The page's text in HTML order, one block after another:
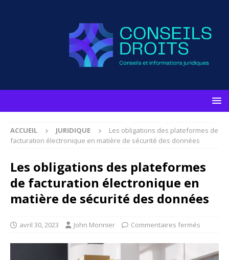
ACCUEIL JURIDIQUE
Les obligations des plateformes de
facturation électronique en matière de sécurité des données
Les obligations des plateformes
de facturation électronique en
matière de sécurité des données
avril 30, 2023 John Monnier Commentaires fermés